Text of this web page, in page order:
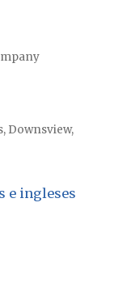
Downsview,
e ingleses